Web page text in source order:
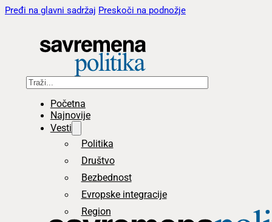
Pređi na glavni sadržaj Preskoči na podnožje
Pretraga
Početna
Najnovije
Vesti
Politika
Društvo
Bezbednost
Evropske integracije
Region